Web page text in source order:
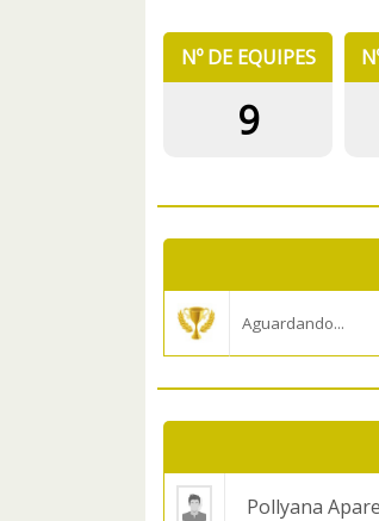
Nº DE EQUIPES
9
Aguardando...
Pollyana